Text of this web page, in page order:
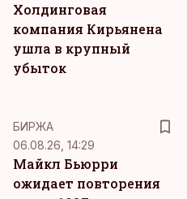
Холдинговая
компания Кирьянена
ушла в крупный
убыток
БИРЖА
06.08.26, 14:29
Майкл Бьюрри
ожидает повторения